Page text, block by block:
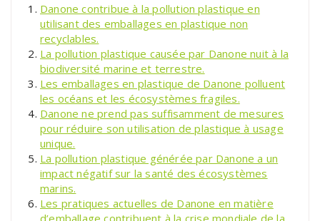
Danone contribue à la pollution plastique en
utilisant des emballages en plastique non
recyclables.
La pollution plastique causée par Danone nuit à la
biodiversité marine et terrestre.
Les emballages en plastique de Danone polluent
les océans et les écosystèmes fragiles.
Danone ne prend pas suffisamment de mesures
pour réduire son utilisation de plastique à usage
unique.
La pollution plastique générée par Danone a un
impact négatif sur la santé des écosystèmes
marins.
Les pratiques actuelles de Danone en matière
d’emballage contribuent à la crise mondiale de la